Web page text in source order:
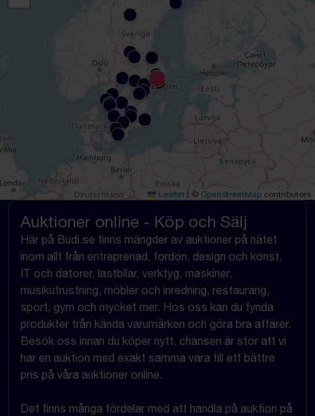
Leaflet © OpenStreetMap contributors
Auktioner online - Köp och Sälj
Här på Budi.se finns mängder av auktioner på nätet
inom allt från entreprenad, fordon, design och konst,
IT och datorer, lastbilar, verktyg, maskiner,
musikutrustning, möbler och inredning, restaurang,
sport, gym och mycket mer. Hos oss kan du fynda
produkter från kända varumärken och göra bra affärer.
Besök oss innan du köper nytt, chansen är stor att vi
har en auktion med exakt samma vara till ett bättre
pris på våra auktioner online.
Det finns många fördelar med att handla på auktion på